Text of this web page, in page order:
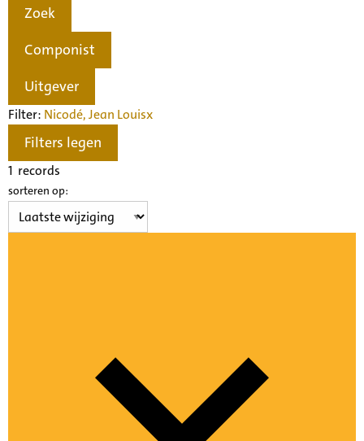
Zoek
Componist
Uitgever
Filter: Nicodé, Jean Louisx
Filters legen
1 records
sorteren op: